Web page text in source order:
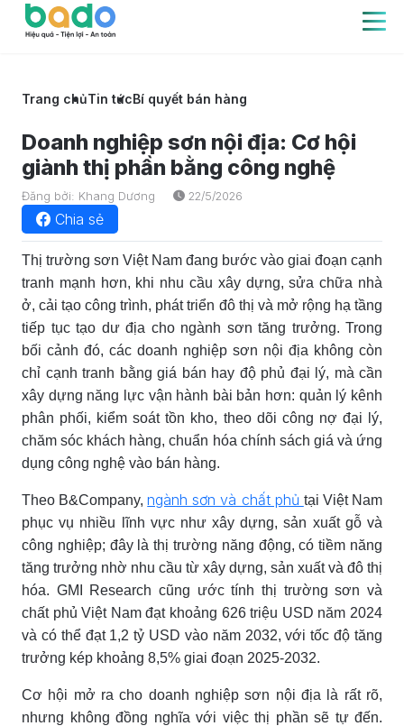
Trang chủTin tứcBí quyết bán hàng
Doanh nghiệp sơn nội địa: Cơ hội
giành thị phần bằng công nghệ
Đăng bởi: Khang Dương 22/5/2026
Chia sẻ
Thị trường sơn Việt Nam đang bước vào giai đoạn cạnh
tranh mạnh hơn, khi nhu cầu xây dựng, sửa chữa nhà
ở, cải tạo công trình, phát triển đô thị và mở rộng hạ tầng
tiếp tục tạo dư địa cho ngành sơn tăng trưởng. Trong
bối cảnh đó, các doanh nghiệp sơn nội địa không còn
chỉ cạnh tranh bằng giá bán hay độ phủ đại lý, mà cần
xây dựng năng lực vận hành bài bản hơn: quản lý kênh
phân phối, kiểm soát tồn kho, theo dõi công nợ đại lý,
chăm sóc khách hàng, chuẩn hóa chính sách giá và ứng
dụng công nghệ vào bán hàng.
Theo B&Company,ngành sơn và chất phủ tại Việt Nam
phục vụ nhiều lĩnh vực như xây dựng, sản xuất gỗ và
công nghiệp; đây là thị trường năng động, có tiềm năng
tăng trưởng nhờ nhu cầu từ xây dựng, sản xuất và đô thị
hóa. GMI Research cũng ước tính thị trường sơn và
chất phủ Việt Nam đạt khoảng 626 triệu USD năm 2024
và có thể đạt 1,2 tỷ USD vào năm 2032, với tốc độ tăng
trưởng kép khoảng 8,5% giai đoạn 2025-2032.
Cơ hội mở ra cho doanh nghiệp sơn nội địa là rất rõ,
nhưng không đồng nghĩa với việc thị phần sẽ tự đến.